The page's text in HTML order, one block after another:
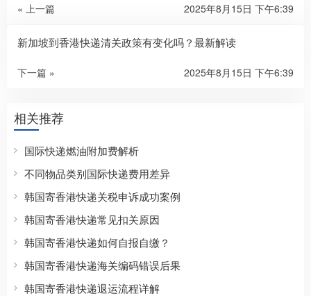
« 上一篇 2025年8月15日 下午6:39
新加坡到香港快递清关政策有变化吗？最新解读
下一篇 » 2025年8月15日 下午6:39
相关推荐
国际快递燃油附加费解析
不同物品类别国际快递费用差异
韩国寄香港快递关税申诉成功案例
韩国寄香港快递常见扣关原因
韩国寄香港快递如何自报自缴？
韩国寄香港快递海关编码错误后果
韩国寄香港快递退运流程详解